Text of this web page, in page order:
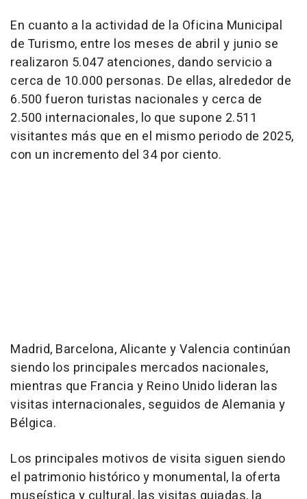
En cuanto a la actividad de la Oficina Municipal
de Turismo, entre los meses de abril y junio se
realizaron 5.047 atenciones, dando servicio a
cerca de 10.000 personas. De ellas, alrededor de
6.500 fueron turistas nacionales y cerca de
2.500 internacionales, lo que supone 2.511
visitantes más que en el mismo periodo de 2025,
con un incremento del 34 por ciento.
Madrid, Barcelona, Alicante y Valencia continúan
siendo los principales mercados nacionales,
mientras que Francia y Reino Unido lideran las
visitas internacionales, seguidos de Alemania y
Bélgica.
Los principales motivos de visita siguen siendo
el patrimonio histórico y monumental, la oferta